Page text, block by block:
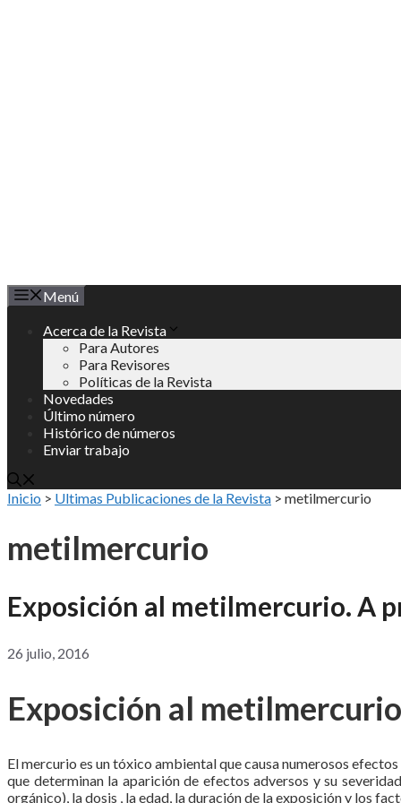
Menú
Acerca de la Revista
Para Autores
Para Revisores
Políticas de la Revista
Novedades
Último número
Histórico de números
Enviar trabajo
Inicio > Ultimas Publicaciones de la Revista > metilmercurio
metilmercurio
Exposición al metilmercurio. A
26 julio, 2016
Exposición al
El mercurio es un tóxico ambiental que causa numerosos
que determinan la aparición de efectos adversos y su
orgánico), la dosis , la edad, la duración de la exposición y los